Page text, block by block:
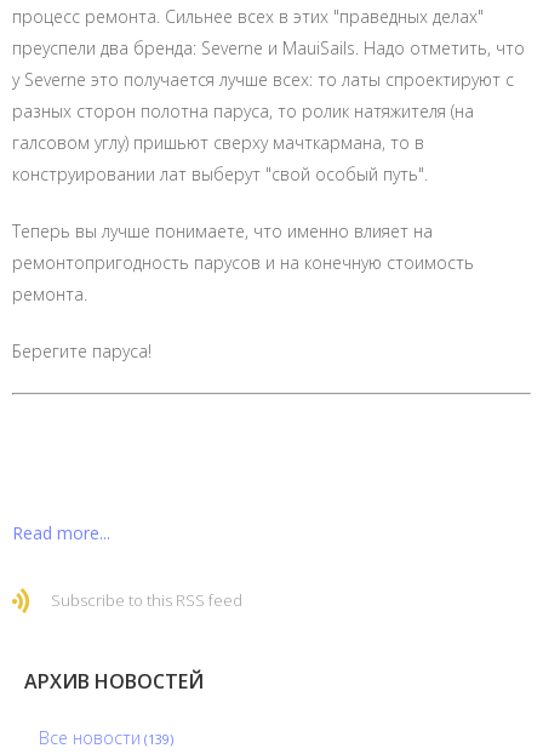
процесс ремонта. Сильнее всех в этих "праведных делах"
преуспели два бренда: Severne и MauiSails. Надо отметить, что
у Severne это получается лучше всех: то латы спроектируют с
разных сторон полотна паруса, то ролик натяжителя (на
галсовом углу) пришьют сверху мачткармана, то в
конструировании лат выберут "свой особый путь".
Теперь вы лучше понимаете, что именно влияет на
ремонтопригодность парусов и на конечную стоимость
ремонта.
Берегите паруса!
Read more...
Subscribe to this RSS feed
АРХИВ НОВОСТЕЙ
Все новости (139)